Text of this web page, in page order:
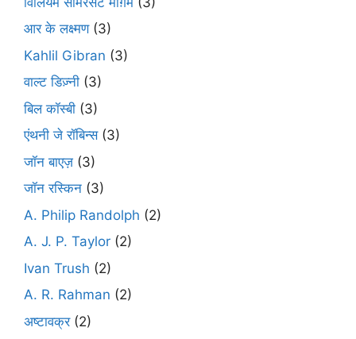
आर के लक्ष्मण(3)
Kahlil Gibran (3)
वाल्ट डिज़्नी (3)
बिल कॉस्बी (3)
एंथनी जे रॉबिन्स(3)
जॉन बाएज़ (3)
जॉन रस्किन (3)
A. Philip Randolph (2)
A. J. P. Taylor (2)
Ivan Trush (2)
A. R. Rahman (2)
अष्टावक्र(2)